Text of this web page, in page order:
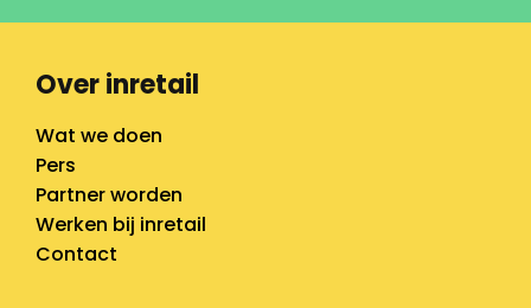
Over inretail
Wat we doen
Pers
Partner worden
Werken bij inretail
Contact